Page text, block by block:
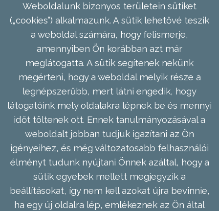
Weboldalunk bizonyos területein sütiket
(„cookies”) alkalmazunk. A sütik lehetővé teszik
a weboldal számára, hogy felismerje,
amennyiben Ön korábban azt már
meglátogatta. A sütik segítenek nekünk
megérteni, hogy a weboldal melyik része a
legnépszerűbb, mert látni engedik, hogy
látogatóink mely oldalakra lépnek be és mennyi
időt töltenek ott. Ennek tanulmányozásával a
weboldalt jobban tudjuk igazítani az Ön
igényeihez, és még változatosabb felhasználói
élményt tudunk nyújtani Önnek azáltal, hogy a
sütik egyebek mellett megjegyzik a
beállításokat, így nem kell azokat újra bevinnie,
ha egy új oldalra lép, emlékeznek az Ön által